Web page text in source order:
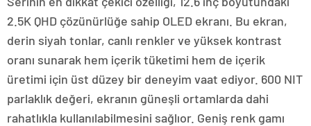
2.5K QHD çözünürlüğe sahip OLED ekranı. Bu ekran,
derin siyah tonlar, canlı renkler ve yüksek kontrast
oranı sunarak hem içerik tüketimi hem de içerik
üretimi için üst düzey bir deneyim vaat ediyor. 600 NIT
parlaklık değeri, ekranın güneşli ortamlarda dahi
rahatlıkla kullanılabilmesini sağlıor. Geniş renk gamı